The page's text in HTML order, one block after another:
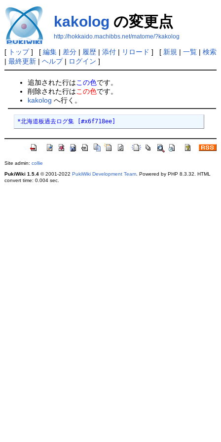
kakolog の変更点
http://hokkaido.machibbs.net/matome/?kakolog
[ トップ] [ 編集| 差分| 履歴| 添付| リロード ] [ 新規 | 一覧| 検索
| 最終更新| ヘルプ| ログイン ]
追加された行はこの色です。
削除された行はこの色です。
kakolog へ行く。
*北海道板過去ログ集 [#x6f718ee]
Site admin: collie
PukiWiki 1.5.4© 2001-2022 PukiWiki Development Team. Powered by PHP 8.3.32. HTML
convert time: 0.004 sec.